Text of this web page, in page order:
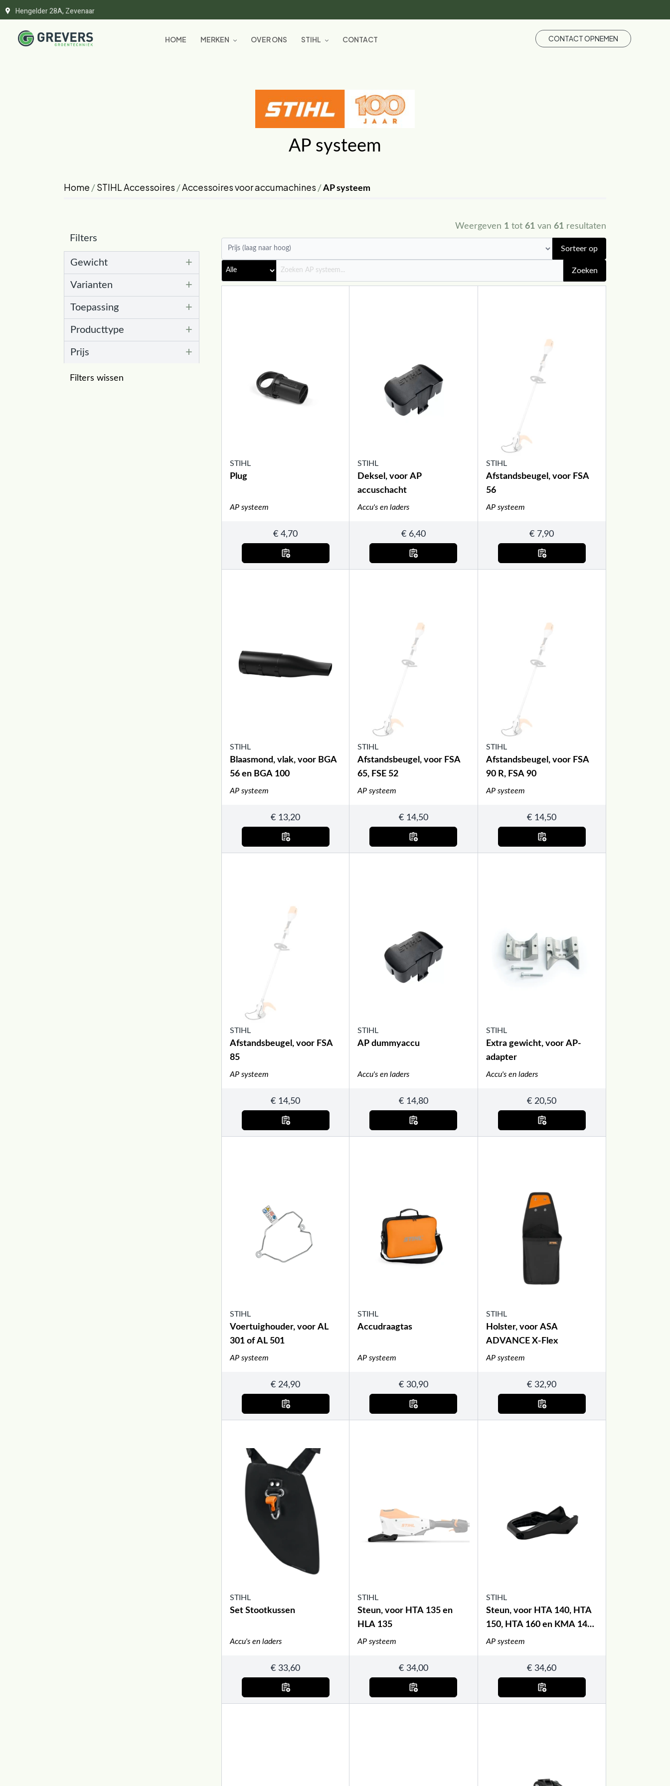
Hengelder 28A, Zevenaar
HOME MERKEN OVER ONS STIHL CONTACT CONTACT OPNEMEN
AP systeem
Home /STIHL Accessoires /Accessoires voor accumachines /AP systeem
Filters
Gewicht +
Varianten +
Toepassing +
Producttype +
Prijs +
Filters wissen
Weergeven 1 tot 61 van 61 resultaten
Sorteer op
Zoeken
STIHL
Plug
AP systeem
€ 4,70
STIHL
Deksel, voor AP
accuschacht
Accu's en laders
€6,40
STIHL
Afstandsbeugel, voor FSA
56
AP systeem
€ 7,90
STIHL
Blaasmond, vlak, voor BGA
56 en BGA 100
AP systeem
€ 13,20
STIHL
Afstandsbeugel, voor FSA
65, FSE 52
AP systeem
€14,50
STIHL
Afstandsbeugel, voor FSA
90 R, FSA 90
AP systeem
€ 14,50
STIHL
Afstandsbeugel, voor FSA
85
AP systeem
€ 14,50
STIHL
AP dummyaccu
Accu's en laders
€14,80
STIHL
Extra gewicht, voor AP-
adapter
Accu's en laders
€ 20,50
STIHL
Voertuighouder, voor AL
301 of AL 501
AP systeem
€ 24,90
STIHL
Accudraagtas
AP systeem
€30,90
STIHL
Holster, voor ASA
ADVANCE X-Flex
AP systeem
€ 32,90
STIHL
Set Stootkussen
Accu's en laders
€ 33,60
STIHL
Steun, voor HTA 135 en
HLA 135
AP systeem
€34,00
STIHL
Steun, voor HTA 140, HTA
150, HTA 160 en KMA 140
R
AP systeem
€ 34,60